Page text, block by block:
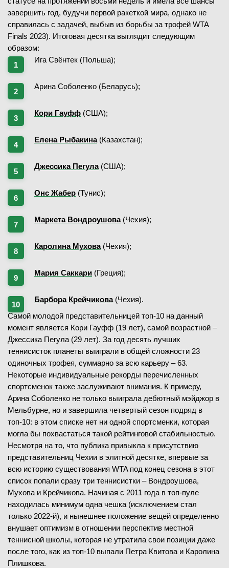
завершить год, будучи первой ракеткой мира, однако не
справилась с задачей, выбыв из борьбы за трофей WTA
Finals 2023). Итоговая десятка выглядит следующим
образом:
Ига Свёнтек (Польша);
Арина Соболенко (Беларусь);
Кори Гауфф (США);
Елена Рыбакина(Казахстан);
Джессика Пегула(США);
Онс Жабер (Тунис);
Маркета Вондроушова(Чехия);
Каролина Мухова(Чехия);
Мария Саккари (Греция);
Барбора Крейчикова(Чехия).
Самой молодой представительницей топ-10 на данный
момент является Кори Гауфф (19 лет), самой возрастной –
Джессика Пегула (29 лет). За год десять лучших
теннисисток планеты выиграли в общей сложности 23
одиночных трофея, суммарно за всю карьеру – 63.
Некоторые индивидуальные рекорды перечисленных
спортсменок также заслуживают внимания. К примеру,
Арина Соболенко не только выиграла дебютный мэйджор в
Мельбурне, но и завершила четвертый сезон подряд в
топ-10: в этом списке нет ни одной спортсменки, которая
могла бы похвастаться такой рейтинговой стабильностью.
Несмотря на то, что публика привыкла к присутствию
представительниц Чехии в элитной десятке, впервые за
всю историю существования WTA под конец сезона в этот
список попали сразу три теннисистки – Вондроушова,
Мухова и Крейчикова. Начиная с 2011 года в топ-пуле
находилась минимум одна чешка (исключением стал
только 2022-й), и нынешнее положение вещей определенно
внушает оптимизм в отношении перспектив местной
теннисной школы, которая не утратила свои позиции даже
после того, как из топ-10 выпали Петра Квитова и Каролина
Плишкова.